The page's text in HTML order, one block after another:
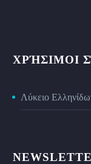
ΧΡΉΣΙΜΟΙ
Λύκειο